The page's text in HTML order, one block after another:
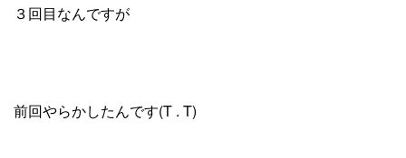
３回目なんですが
前回やらかしたんです(T . T)